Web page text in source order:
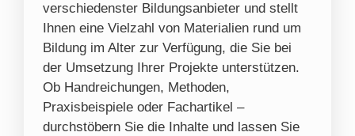
verschiedenster Bildungsanbieter und stellt
Ihnen eine Vielzahl von Materialien rund um
Bildung im Alter zur Verfügung, die Sie bei
der Umsetzung Ihrer Projekte unterstützen.
Ob Handreichungen, Methoden,
Praxisbeispiele oder Fachartikel –
durchstöbern Sie die Inhalte und lassen Sie